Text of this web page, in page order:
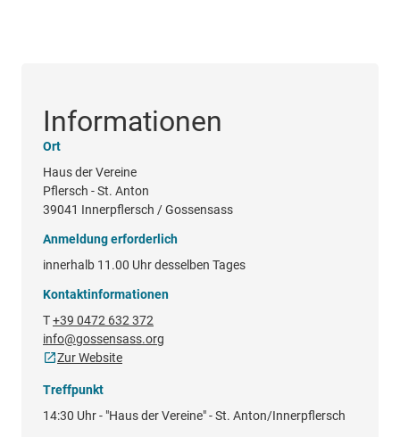
Informationen
Ort
Haus der Vereine
Pflersch - St. Anton
39041 Innerpflersch / Gossensass
Anmeldung erforderlich
innerhalb 11.00 Uhr desselben Tages
Kontaktinformationen
T+39 0472 632 372
info@gossensass.org
Zur Website
Treffpunkt
14:30 Uhr - "Haus der Vereine" - St. Anton/Innerpflersch